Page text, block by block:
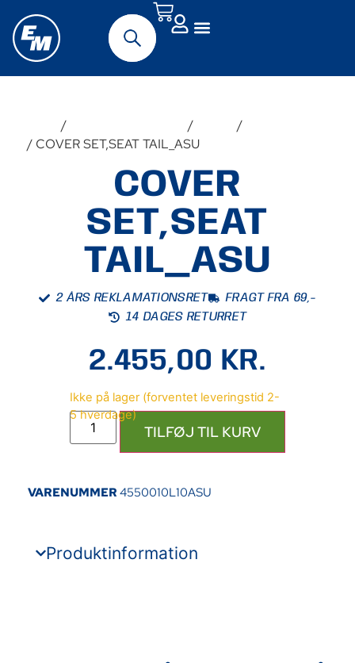
/ / /
/ COVER SET,SEAT TAIL_ASU
COVER
SET,SEAT
TAIL_ASU
2 ÅRS REKLAMATIONSRET
FRAGT FRA 69,-
14 DAGES RETURRET
2.455,00 KR.
TILFØJ TIL KURV
VARENUMMER 4550010L10ASU
Produktinformation